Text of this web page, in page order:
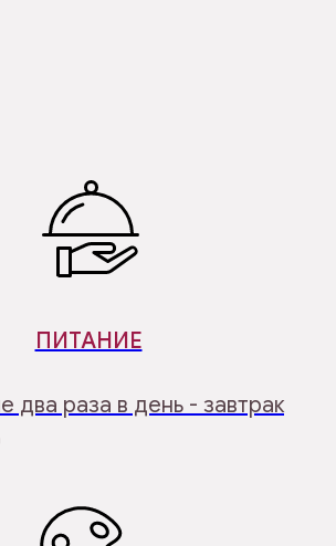
ПИТАНИЕ
два раза в день - завтрак